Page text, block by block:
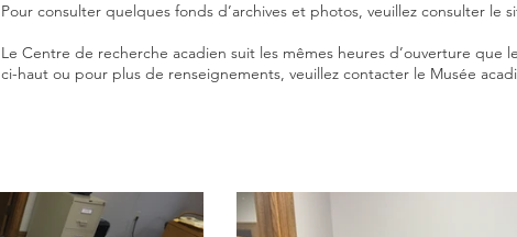
Pour consulter quelques fonds d’archives et photos, veuillez consulter le
Le Centre de recherche acadien suit les mêmes heures d’ouverture que
ci-haut ou pour plus de renseignements, veuillez contacter le Musée